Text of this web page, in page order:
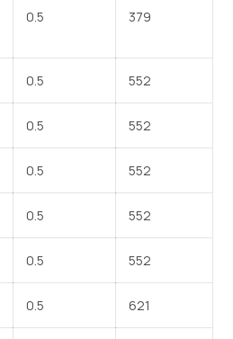
0.5 379
0.5 552
0.5 552
0.5 552
0.5 552
0.5 552
0.5 621